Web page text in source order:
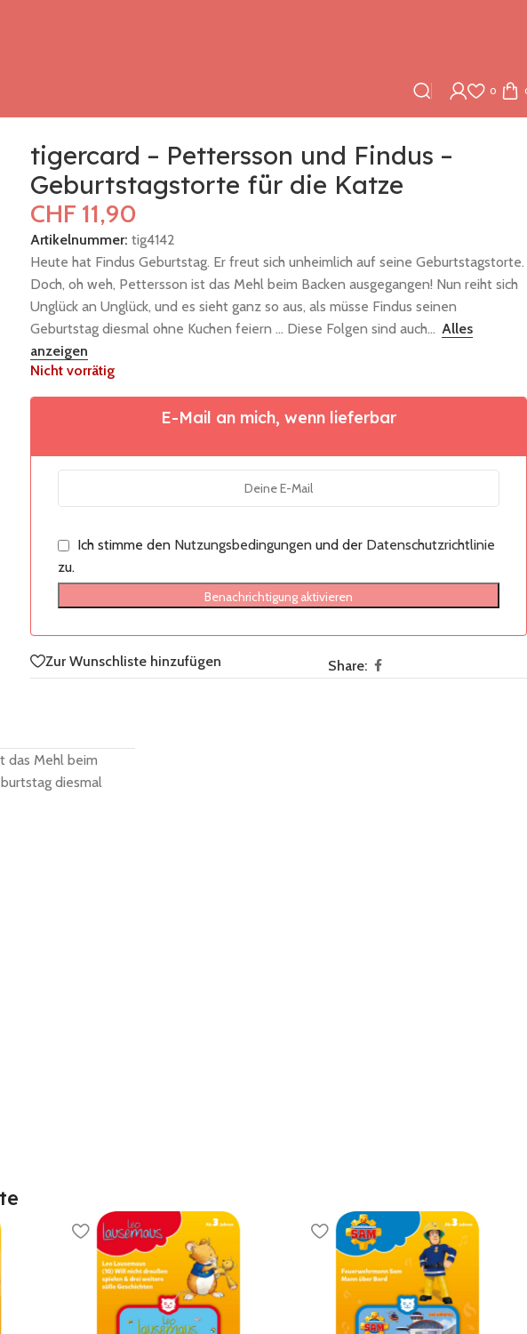
0
tigercard – Pettersson und Findus –
Geburtstagstorte für die Katze
CHF 11,90
Artikelnummer: tig4142
Heute hat Findus Geburtstag. Er freut sich unheimlich auf seine Geburtstagstorte.
Doch, oh weh, Pettersson ist das Mehl beim Backen ausgegangen! Nun reiht sich
Unglück an Unglück, und es sieht ganz so aus, als müsse Findus seinen
Geburtstag diesmal ohne Kuchen feiern … Diese Folgen sind auch... Alles
anzeigen
Nicht vorrätig
E-Mail an mich, wenn lieferbar
Ich stimme den Nutzungsbedingungenund der Datenschutzrichtlinie
zu.
Benachrichtigung aktivieren
Zur Wunschliste hinzufügen Share:
das Mehl beim
diesmal